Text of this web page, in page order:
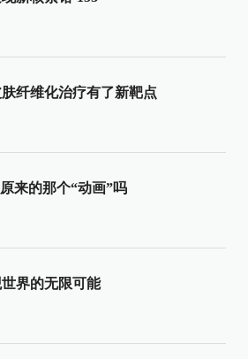
纤维化治疗有了新靶点
来的那个“动画”吗
界的无限可能